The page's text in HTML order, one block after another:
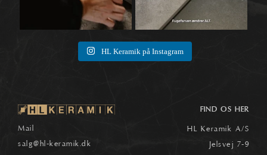
HL Keramik på Instagram
Mail
salg@hl-keramik.dk
FIND OS HER
HL Keramik A/S
Jelsvej 7-9